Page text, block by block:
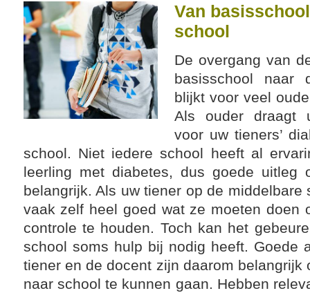
Van
school
De overgang van
basisschool naar
blijkt voor veel
Als ouder draagt
voor uw tieners’
school. Niet iedere school heeft al
leerling met diabetes, dus goede uitleg
belangrijk. Als uw tiener op de
vaak zelf heel goed wat ze moeten doen
controle te houden. Toch kan het
school soms hulp bij nodig heeft. Goede
tiener en de docent zijn daarom belangrijk
naar school te kunnen gaan. Hebben